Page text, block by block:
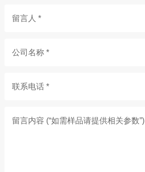
留言人 *
公司名称 *
联系电话 *
留言内容 (“如需样品请提供相关参数”)